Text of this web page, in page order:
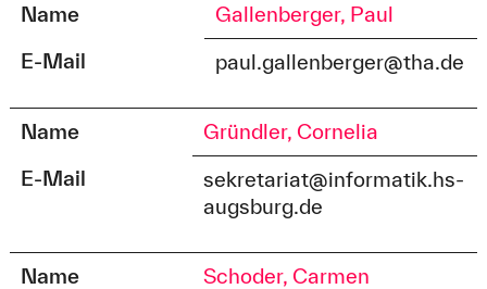
Name
Gallenberger, Paul
E-Mail
paul.gallenberger@tha.de
Name
Gründler, Cornelia
E-Mail
sekretariat@informatik.hs-
augsburg.de
Name
Schoder, Carmen